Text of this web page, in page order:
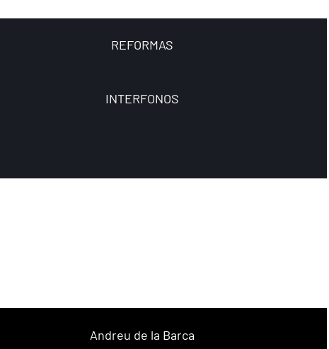
REFORMAS
INTERFONOS
Andreu de la Barca